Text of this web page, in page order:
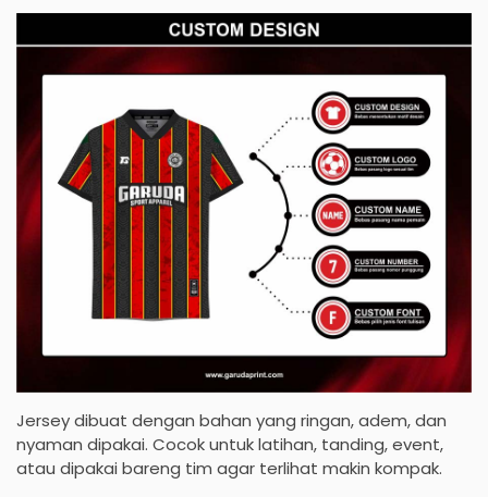
Jersey dibuat dengan bahan yang ringan, adem, dan
nyaman dipakai. Cocok untuk latihan, tanding, event,
atau dipakai bareng tim agar terlihat makin kompak.